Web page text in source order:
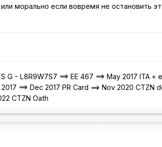
морально если вовремя не остановить
- L8R9W7S7 ==> EE 467 ==> May 2017 ITA +
==> Dec 2017 PR Card ==> Nov 2020 CTZN
CTZN Oath